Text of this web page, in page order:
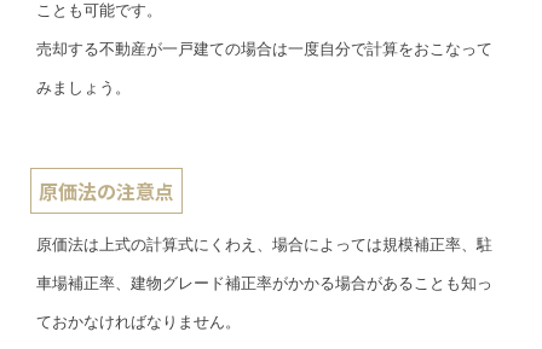
ことも可能です。
売却する不動産が一戸建ての場合は一度自分で計算をおこなって
みましょう。
原価法の注意点
原価法は上式の計算式にくわえ、場合によっては規模補正率、駐
車場補正率、建物グレード補正率がかかる場合があることも知っ
ておかなければなりません。